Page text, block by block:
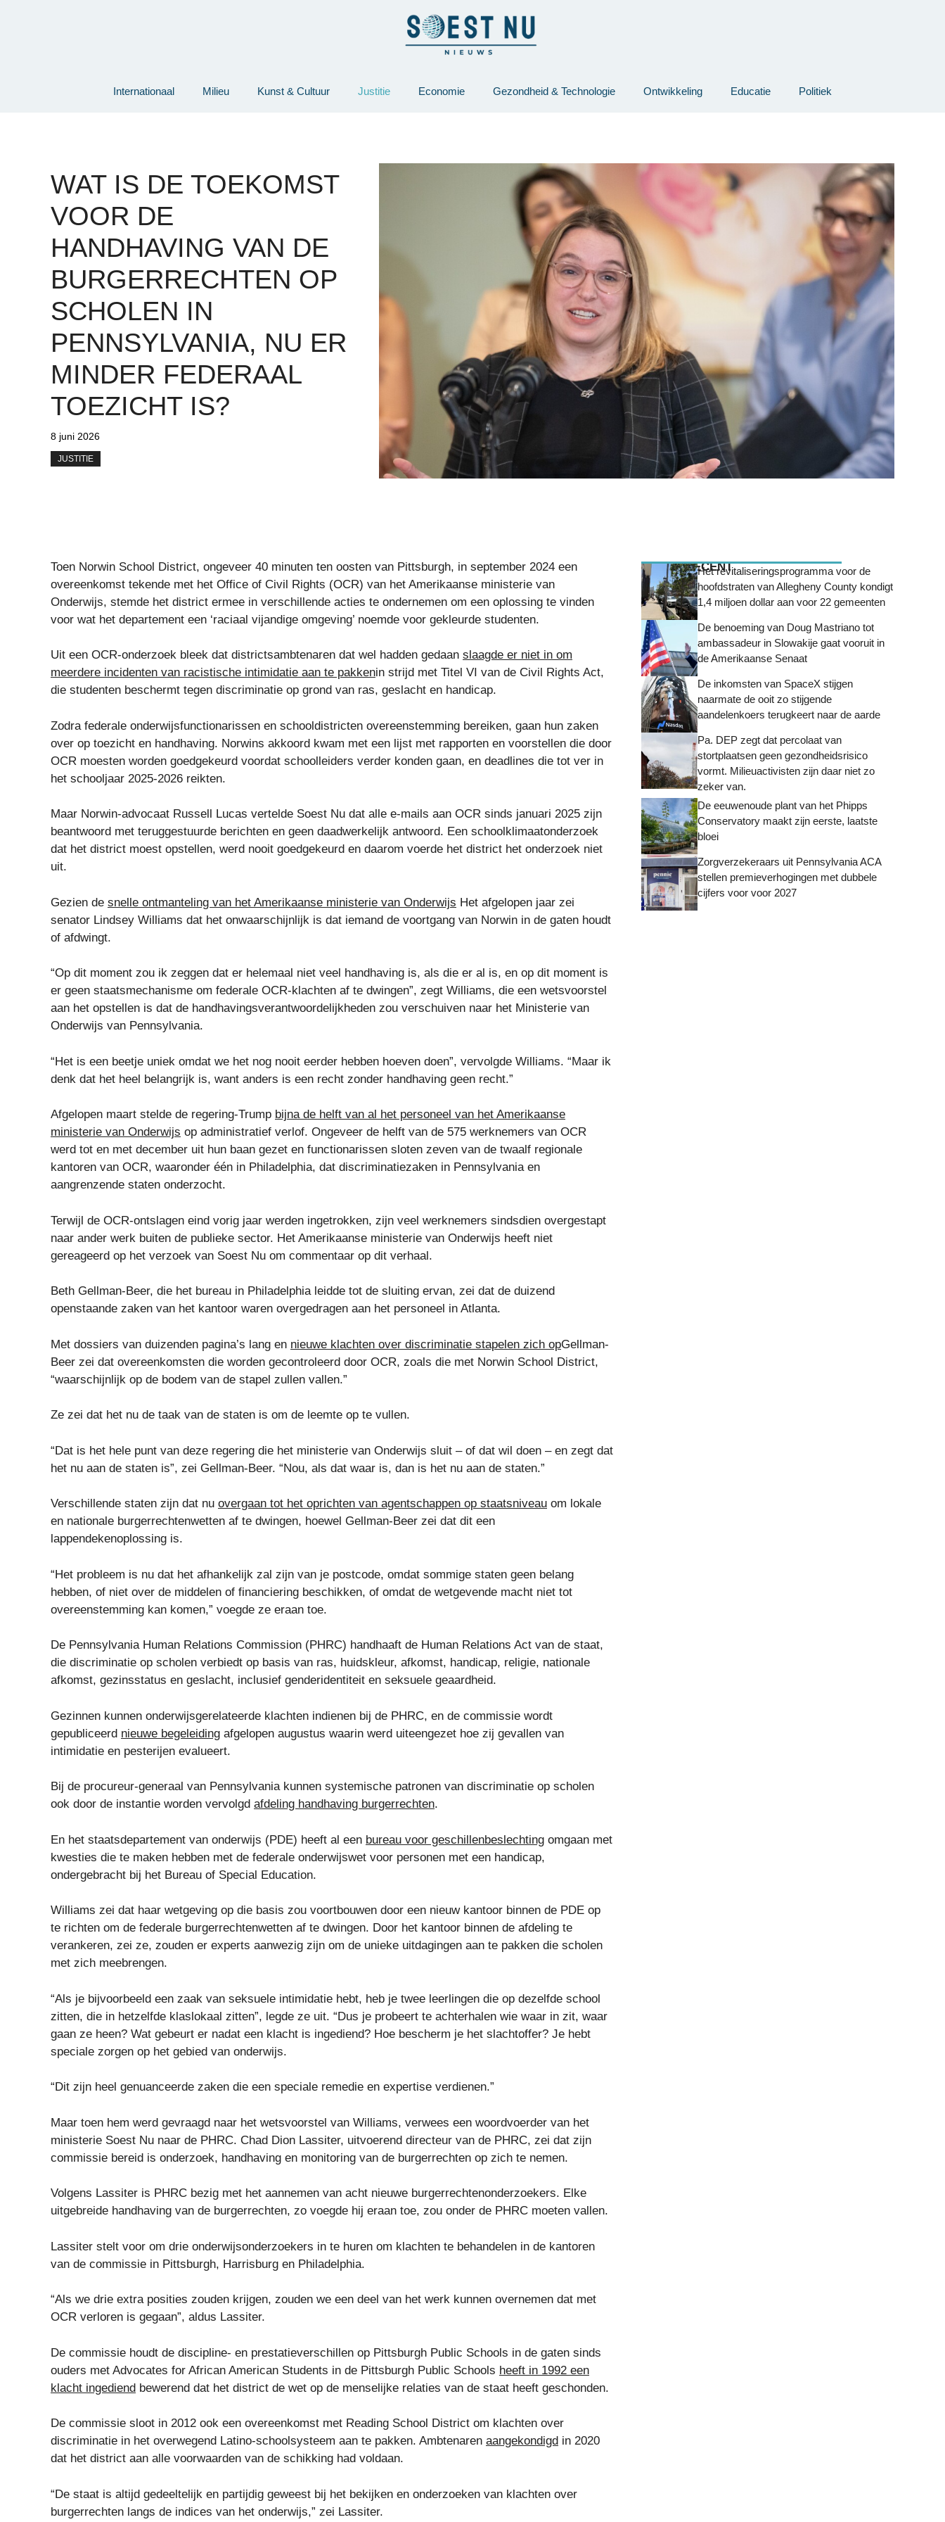
Internationaal Milieu Kunst & Cultuur Justitie Economie Gezondheid & Technologie Ontwikkeling Educatie Politiek
WAT IS DE TOEKOMST
VOOR DE
HANDHAVING VAN DE
BURGERRECHTEN OP
SCHOLEN IN
PENNSYLVANIA, NU ER
MINDER FEDERAAL
TOEZICHT IS?
8 juni 2026
JUSTITIE
Toen Norwin School District, ongeveer 40 minuten ten oosten van Pittsburgh, in september 2024 een
overeenkomst tekende met het Office of Civil Rights (OCR) van het Amerikaanse ministerie van
Onderwijs, stemde het district ermee in verschillende acties te ondernemen om een ​​oplossing te vinden
voor wat het departement een ‘raciaal vijandige omgeving’ noemde voor gekleurde studenten.
Uit een OCR-onderzoek bleek dat districtsambtenaren dat wel hadden gedaan slaagde er niet in om
meerdere incidenten van racistische intimidatie aan te pakkenin strijd met Titel VI van de Civil Rights Act,
die studenten beschermt tegen discriminatie op grond van ras, geslacht en handicap.
Zodra federale onderwijsfunctionarissen en schooldistricten overeenstemming bereiken, gaan hun zaken
over op toezicht en handhaving. Norwins akkoord kwam met een lijst met rapporten en voorstellen die door
OCR moesten worden goedgekeurd voordat schoolleiders verder konden gaan, en deadlines die tot ver in
het schooljaar 2025-2026 reikten.
Maar Norwin-advocaat Russell Lucas vertelde Soest Nu dat alle e-mails aan OCR sinds januari 2025 zijn
beantwoord met teruggestuurde berichten en geen daadwerkelijk antwoord. Een schoolklimaatonderzoek
dat het district moest opstellen, werd nooit goedgekeurd en daarom voerde het district het onderzoek niet
uit.
Gezien de snelle ontmanteling van het Amerikaanse ministerie van Onderwijs Het afgelopen jaar zei
senator Lindsey Williams dat het onwaarschijnlijk is dat iemand de voortgang van Norwin in de gaten houdt
of afdwingt.
“Op dit moment zou ik zeggen dat er helemaal niet veel handhaving is, als die er al is, en op dit moment is
er geen staatsmechanisme om federale OCR-klachten af ​​te dwingen”, zegt Williams, die een wetsvoorstel
aan het opstellen is dat de handhavingsverantwoordelijkheden zou verschuiven naar het Ministerie van
Onderwijs van Pennsylvania.
“Het is een beetje uniek omdat we het nog nooit eerder hebben hoeven doen”, vervolgde Williams. “Maar ik
denk dat het heel belangrijk is, want anders is een recht zonder handhaving geen recht.”
Afgelopen maart stelde de regering-Trump bijna de helft van al het personeel van het Amerikaanse
ministerie van Onderwijs op administratief verlof. Ongeveer de helft van de 575 werknemers van OCR
werd tot en met december uit hun baan gezet en functionarissen sloten zeven van de twaalf regionale
kantoren van OCR, waaronder één in Philadelphia, dat discriminatiezaken in Pennsylvania en
aangrenzende staten onderzocht.
Terwijl de OCR-ontslagen eind vorig jaar werden ingetrokken, zijn veel werknemers sindsdien overgestapt
naar ander werk buiten de publieke sector. Het Amerikaanse ministerie van Onderwijs heeft niet
gereageerd op het verzoek van Soest Nu om commentaar op dit verhaal.
Beth Gellman-Beer, die het bureau in Philadelphia leidde tot de sluiting ervan, zei dat de duizend
openstaande zaken van het kantoor waren overgedragen aan het personeel in Atlanta.
Met dossiers van duizenden pagina’s lang en nieuwe klachten over discriminatie stapelen zich opGellman-
Beer zei dat overeenkomsten die worden gecontroleerd door OCR, zoals die met Norwin School District,
“waarschijnlijk op de bodem van de stapel zullen vallen.”
Ze zei dat het nu de taak van de staten is om de leemte op te vullen.
“Dat is het hele punt van deze regering die het ministerie van Onderwijs sluit – of dat wil doen – en zegt dat
het nu aan de staten is”, zei Gellman-Beer. “Nou, als dat waar is, dan is het nu aan de staten.”
Verschillende staten zijn dat nu overgaan tot het oprichten van agentschappen op staatsniveau om lokale
en nationale burgerrechtenwetten af ​​te dwingen, hoewel Gellman-Beer zei dat dit een
lappendekenoplossing is.
“Het probleem is nu dat het afhankelijk zal zijn van je postcode, omdat sommige staten geen belang
hebben, of niet over de middelen of financiering beschikken, of omdat de wetgevende macht niet tot
overeenstemming kan komen,” voegde ze eraan toe.
De Pennsylvania Human Relations Commission (PHRC) handhaaft de Human Relations Act van de staat,
die discriminatie op scholen verbiedt op basis van ras, huidskleur, afkomst, handicap, religie, nationale
afkomst, gezinsstatus en geslacht, inclusief genderidentiteit en seksuele geaardheid.
Gezinnen kunnen onderwijsgerelateerde klachten indienen bij de PHRC, en de commissie wordt
gepubliceerd nieuwe begeleiding afgelopen augustus waarin werd uiteengezet hoe zij gevallen van
intimidatie en pesterijen evalueert.
Bij de procureur-generaal van Pennsylvania kunnen systemische patronen van discriminatie op scholen
ook door de instantie worden vervolgd afdeling handhaving burgerrechten.
En het staatsdepartement van onderwijs (PDE) heeft al een bureau voor geschillenbeslechting omgaan met
kwesties die te maken hebben met de federale onderwijswet voor personen met een handicap,
ondergebracht bij het Bureau of Special Education.
Williams zei dat haar wetgeving op die basis zou voortbouwen door een nieuw kantoor binnen de PDE op
te richten om de federale burgerrechtenwetten af ​​te dwingen. Door het kantoor binnen de afdeling te
verankeren, zei ze, zouden er experts aanwezig zijn om de unieke uitdagingen aan te pakken die scholen
met zich meebrengen.
“Als je bijvoorbeeld een zaak van seksuele intimidatie hebt, heb je twee leerlingen die op dezelfde school
zitten, die in hetzelfde klaslokaal zitten”, legde ze uit. “Dus je probeert te achterhalen wie waar in zit, waar
gaan ze heen? Wat gebeurt er nadat een klacht is ingediend? Hoe bescherm je het slachtoffer? Je hebt
speciale zorgen op het gebied van onderwijs.
“Dit zijn heel genuanceerde zaken die een speciale remedie en expertise verdienen.”
Maar toen hem werd gevraagd naar het wetsvoorstel van Williams, verwees een woordvoerder van het
ministerie Soest Nu naar de PHRC. Chad Dion Lassiter, uitvoerend directeur van de PHRC, zei dat zijn
commissie bereid is onderzoek, handhaving en monitoring van de burgerrechten op zich te nemen.
Volgens Lassiter is PHRC bezig met het aannemen van acht nieuwe burgerrechtenonderzoekers. Elke
uitgebreide handhaving van de burgerrechten, zo voegde hij eraan toe, zou onder de PHRC moeten vallen.
Lassiter stelt voor om drie onderwijsonderzoekers in te huren om klachten te behandelen in de kantoren
van de commissie in Pittsburgh, Harrisburg en Philadelphia.
“Als we drie extra posities zouden krijgen, zouden we een deel van het werk kunnen overnemen dat met
OCR verloren is gegaan”, aldus Lassiter.
De commissie houdt de discipline- en prestatieverschillen op Pittsburgh Public Schools in de gaten sinds
ouders met Advocates for African American Students in de Pittsburgh Public Schools heeft in 1992 een
klacht ingediend bewerend dat het district de wet op de menselijke relaties van de staat heeft geschonden.
De commissie sloot in 2012 ook een overeenkomst met Reading School District om klachten over
discriminatie in het overwegend Latino-schoolsysteem aan te pakken. Ambtenaren aangekondigd in 2020
dat het district aan alle voorwaarden van de schikking had voldaan.
“De staat is altijd gedeeltelijk en partijdig geweest bij het bekijken en onderzoeken van klachten over
burgerrechten langs de indices van het onderwijs,” zei Lassiter.
MEEST RECENTHet revitaliseringsprogramma voor de
hoofdstraten van Allegheny County kondigt
1,4 miljoen dollar aan voor 22 gemeenten
De benoeming van Doug Mastriano tot
ambassadeur in Slowakije gaat vooruit in
de Amerikaanse Senaat
De inkomsten van SpaceX stijgen
naarmate de ooit zo stijgende
aandelenkoers terugkeert naar de aarde
Pa. DEP zegt dat percolaat van
stortplaatsen geen gezondheidsrisico
vormt. Milieuactivisten zijn daar niet zo
zeker van.
De eeuwenoude plant van het Phipps
Conservatory maakt zijn eerste, laatste
bloei
Zorgverzekeraars uit Pennsylvania ACA
stellen premieverhogingen met dubbele
cijfers voor voor 2027